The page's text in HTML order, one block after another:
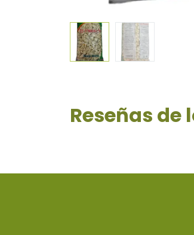
Reseñas de